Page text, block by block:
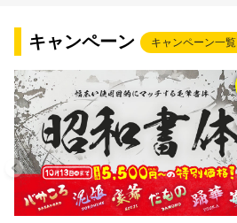
キャンペーン キャンペーン一覧